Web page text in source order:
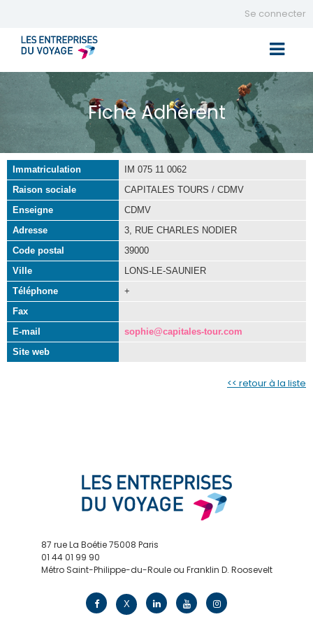
Se connecter
Fiche Adhérent
Immatriculation
IM 075 11 0062
Raison sociale
CAPITALES TOURS / CDMV
Enseigne
CDMV
Adresse
3, RUE CHARLES NODIER
Code postal
39000
Ville
LONS-LE-SAUNIER
Téléphone
+
Fax
E-mail
sophie@capitales-tour.com
Site web
<< retour à la liste
87 rue La Boétie 75008 Paris
01 44 01 99 90
Métro Saint-Philippe-du-Roule ou Franklin D. Roosevelt
X